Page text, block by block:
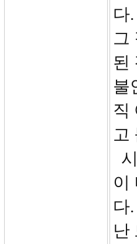
다
그
된
불
직
고
이
다
난